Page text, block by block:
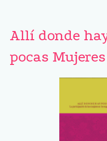
Allí donde
pocas Mujeres